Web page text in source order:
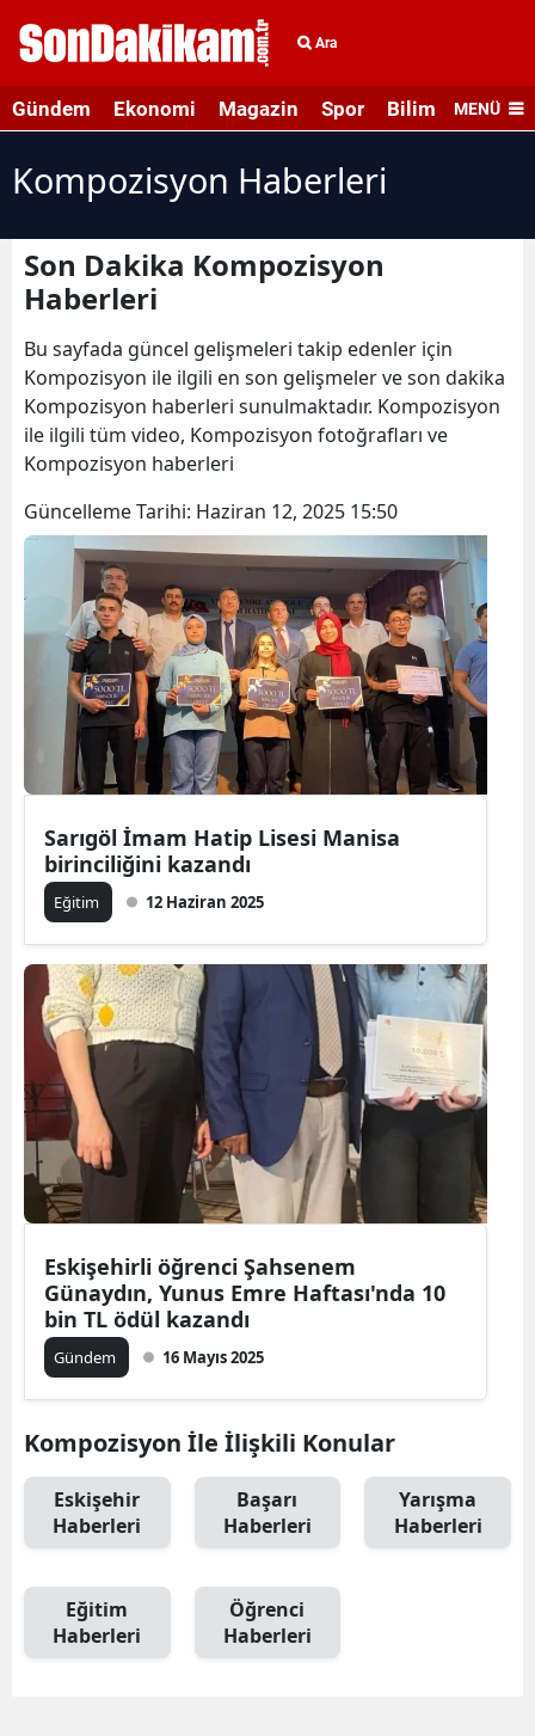
Ara
Gündem Ekonomi Magazin Spor Bilim veMENÜ
Kompozisyon Haberleri
Son Dakika Kompozisyon
Haberleri
Bu sayfada güncel gelişmeleri takip edenler için
Kompozisyon ile ilgili en son gelişmeler ve son dakika
Kompozisyon haberleri sunulmaktadır. Kompozisyon
ile ilgili tüm video, Kompozisyon fotoğrafları ve
Kompozisyon haberleri
Güncelleme Tarihi: Haziran 12, 2025 15:50
Sarıgöl İmam Hatip Lisesi Manisa
birinciliğini kazandı
Eğitim 12 Haziran 2025
Eskişehirli öğrenci Şahsenem
Günaydın, Yunus Emre Haftası'nda 10
bin TL ödül kazandı
Gündem 16 Mayıs 2025
Kompozisyon İle İlişkili Konular
Eskişehir
Haberleri
Başarı
Haberleri
Yarışma
Haberleri
Eğitim
Haberleri
Öğrenci
Haberleri